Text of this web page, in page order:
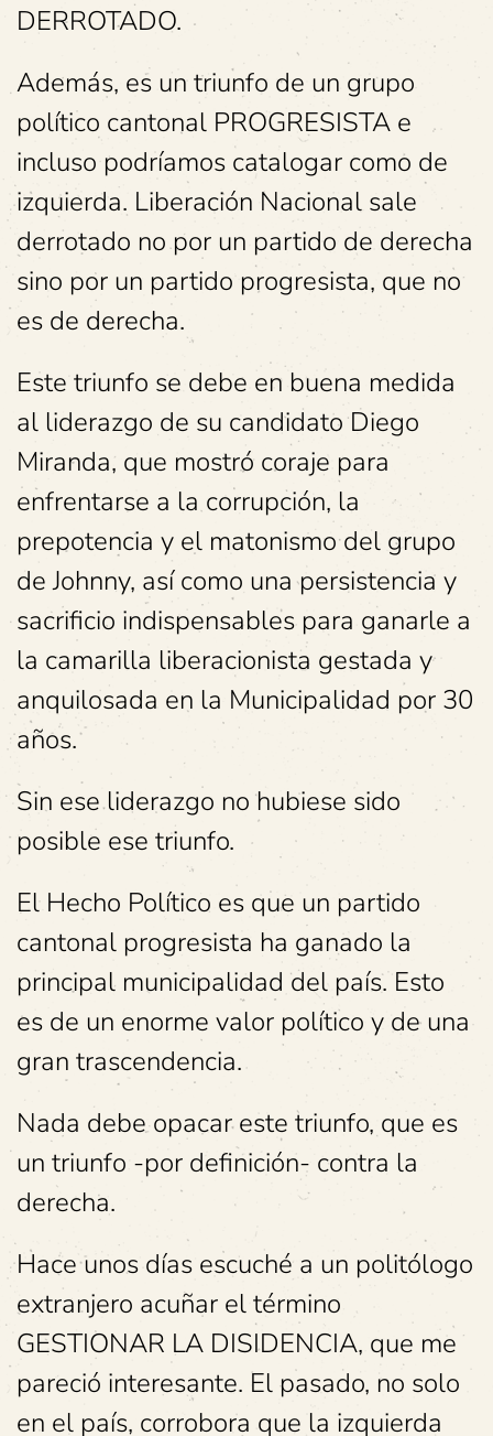
DERROTADO.
Además, es un triunfo de un grupo
político cantonal PROGRESISTA e
incluso podríamos catalogar como de
izquierda. Liberación Nacional sale
derrotado no por un partido de derecha
sino por un partido progresista, que no
es de derecha.
Este triunfo se debe en buena medida
al liderazgo de su candidato Diego
Miranda, que mostró coraje para
enfrentarse a la corrupción, la
prepotencia y el matonismo del grupo
de Johnny, así como una persistencia y
sacrificio indispensables para ganarle a
la camarilla liberacionista gestada y
anquilosada en la Municipalidad por 30
años.
Sin ese liderazgo no hubiese sido
posible ese triunfo.
El Hecho Político es que un partido
cantonal progresista ha ganado la
principal municipalidad del país. Esto
es de un enorme valor político y de una
gran trascendencia.
Nada debe opacar este triunfo, que es
un triunfo -por definición- contra la
derecha.
Hace unos días escuché a un politólogo
extranjero acuñar el término
GESTIONAR LA DISIDENCIA, que me
pareció interesante. El pasado, no solo
en el país, corrobora que la izquierda